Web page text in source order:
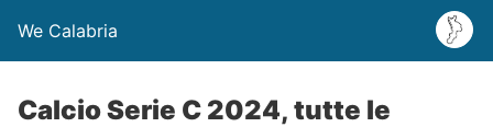
We Calabria
Calcio Serie C 2024, tutte le